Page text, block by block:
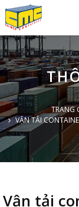
TRANG
VẬN TẢI
Vận tải